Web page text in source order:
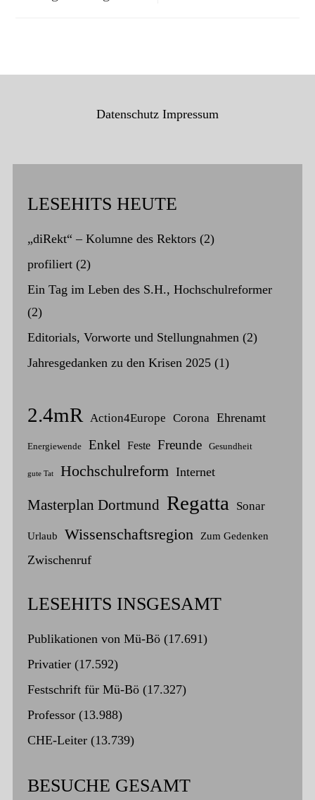
Datenschutz Impressum
LESEHITS HEUTE
„diRekt“ – Kolumne des Rektors (2)
profiliert (2)
Ein Tag im Leben des S.H., Hochschulreformer
(2)
Editorials, Vorworte und Stellungnahmen (2)
Jahresgedanken zu den Krisen 2025 (1)
2.4mR Action4Europe Corona Ehrenamt
Energiewende Enkel Feste Freunde Gesundheit
gute Tat Hochschulreform Internet
Masterplan Dortmund Regatta Sonar
Urlaub Wissenschaftsregion Zum Gedenken
Zwischenruf
LESEHITS INSGESAMT
Publikationen von Mü-Bö (17.691)
Privatier (17.592)
Festschrift für Mü-Bö (17.327)
Professor (13.988)
CHE-Leiter (13.739)
BESUCHE GESAMT